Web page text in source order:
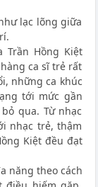
lạc lõng giữa
Trần Hồng Kiệt
ca sĩ trẻ rất
những ca khúc
tới mức gần
qua. Từ nhạc
nhạc trẻ, thậm
Kiệt đều đạt
năng theo cách